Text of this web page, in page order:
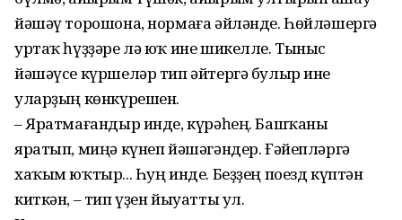
йәшәү торошона, нормаға әйләнде. Һөйләшергә
уртаҡ һүҙҙәре лә юҡ ине шикелле. Тыныс
йәшәүсе күршеләр тип әйтергә булыр ине
уларҙың көнкүрешен.
– Яратмағандыр инде, күрәһең. Башҡаны
яратып, миңә күнеп йәшәгәндер. Ғәйепләргә
хаҡым юҡтыр... Һуң инде. Беҙҙең поезд күптән
киткән, – тип үҙен йыуатты ул.